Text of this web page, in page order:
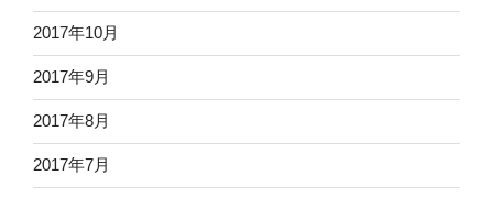
2017年10月
2017年9月
2017年8月
2017年7月